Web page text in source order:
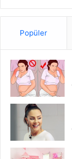
Popüler